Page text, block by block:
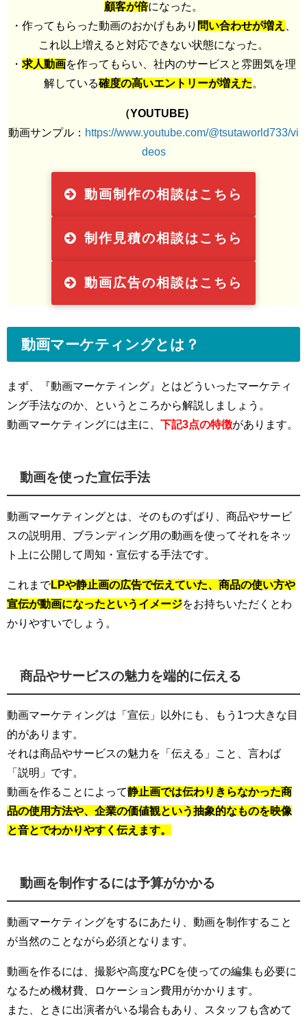
顧客が倍になった。
・作ってもらった動画のおかげもあり 問い合わせが増え
これ以上増えると対応できない状態になった。
・ 求人動画を作ってもらい、社内のサービスと雰囲気を理
解している確度の高いエントリーが増えた。
（YOUTUBE)
動画サンプル： https://www.youtube.com/@tsutaworld733/vi
deos
動画制作の相談はこちら
制作見積の相談はこちら
動画広告の相談はこちら
動画マーケティングとは？
まず、『動画マーケティング』とはどういったマーケティ
ング手法なのか、というところから解説しましょう。
動画マーケティングには主に、 下記3点の特徴があります。
動画を使った宣伝手法
動画マーケティングとは、そのものずばり、商品やサービ
スの説明用、ブランディング用の動画を使ってそれをネッ
ト上に公開して周知・宣伝する手法です。
これまで LPや静止画の広告で伝えていた、商品の使い方や
宣伝が動画になったというイメージをお持ちいただくとわ
かりやすいでしょう。
商品やサービスの魅力を端的に伝える
動画マーケティングは「宣伝」以外にも、もう1つ大きな目
的があります。
それは商品やサービスの魅力を「伝える」こと、言わば
「説明」です。
動画を作ることによって静止画では伝わりきらなかった商
品の使用方法や、企業の価値観という抽象的なものを映像
と音とでわかりやすく伝えます。
動画を制作するには予算がかかる
動画マーケティングをするにあたり、動画を制作すること
が当然のことながら必須となります。
動画を作るには、撮影や高度なPCを使っての編集も必要に
なるため機材費、ロケーション費用がかかります。
また、ときに出演者がいる場合もあり、スタッフも含めて